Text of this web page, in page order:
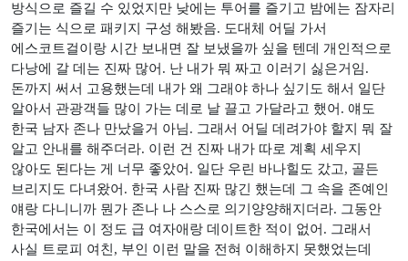
방식으로 즐길 수 있었지만 낮에는 투어를 즐기고 밤에는 잠자리
즐기는 식으로 패키지 구성 해봤음. 도대체 어딜 가서
에스코트걸이랑 시간 보내면 잘 보냈을까 싶을 텐데 개인적으로
다낭에 갈 데는 진짜 많어 . 난 내가 뭐 짜고 이러기 싫은거임.
돈까지 써서 고용했는데 내가 왜 그래야 하나 싶기도 해서 일단
알아서 관광객들 많이 가는 데로 날 끌고 가달라고 했어 . 얘도
한국 남자 존나 만났을거 아님. 그래서 어딜 데려가야 할지 뭐 잘
알고 안내를 해주더라. 이런 건 진짜 내가 따로 계획 세우지
않아도 된다는 게 너무 좋았어 . 일단 우린 바나힐도 갔고, 골든
브리지도 다녀왔어 . 한국 사람 진짜 많긴 했는데 그 속을 존예인
얘랑 다니니까 뭔가 존나 나 스스로 의기양양해지더라. 그동안
한국에서는 이 정도 급 여자애랑 데이트한 적이 없어 . 그래서
사실 트로피 여친 , 부인 이런 말을 전혀 이해하지 못했었는데